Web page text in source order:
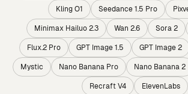
Kling O1
Seedance 1.5 Pro
Minimax Hailuo 2.3
Wan 2.6 Sora 2
Flux.2 Pro
GPT Image 1.5 GPT Image 2
Mystic
Nano Banana Pro Nano Banana 2
Recraft V4
ElevenLabs